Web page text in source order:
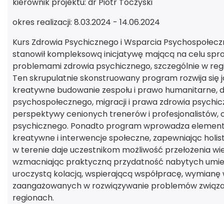
okres realizacji: 8.03.2024 - 14.06.2024
Kurs Zdrowia Psychicznego i Wsparcia
stanowił kompleksową inicjatywę mającą na celu
problemami zdrowia psychicznego, szczególnie w
Ten skrupulatnie skonstruowany program rozwija
kreatywne budowanie zespołu i prawo
psychospołecznego, migracji i prawa zdrowia
perspektywy cenionych trenerów i profesjonalistów,
psychicznego. Ponadto program wprowadza
kreatywne i interwencje społeczne, zapewniając
w terenie daje uczestnikom możliwość przełożenia
wzmacniając praktyczną przydatność nabytych
uroczystą kolacją, wspierającą współpracę,
zaangażowanych w rozwiązywanie problemów
regionach.